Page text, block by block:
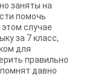
заняты на
помочь
случае
за 7 класс,
для
правильно
давно